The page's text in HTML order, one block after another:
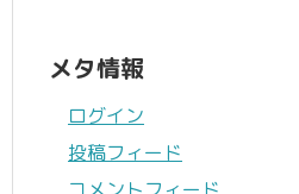
メタ情報
ログイン
投稿フィード